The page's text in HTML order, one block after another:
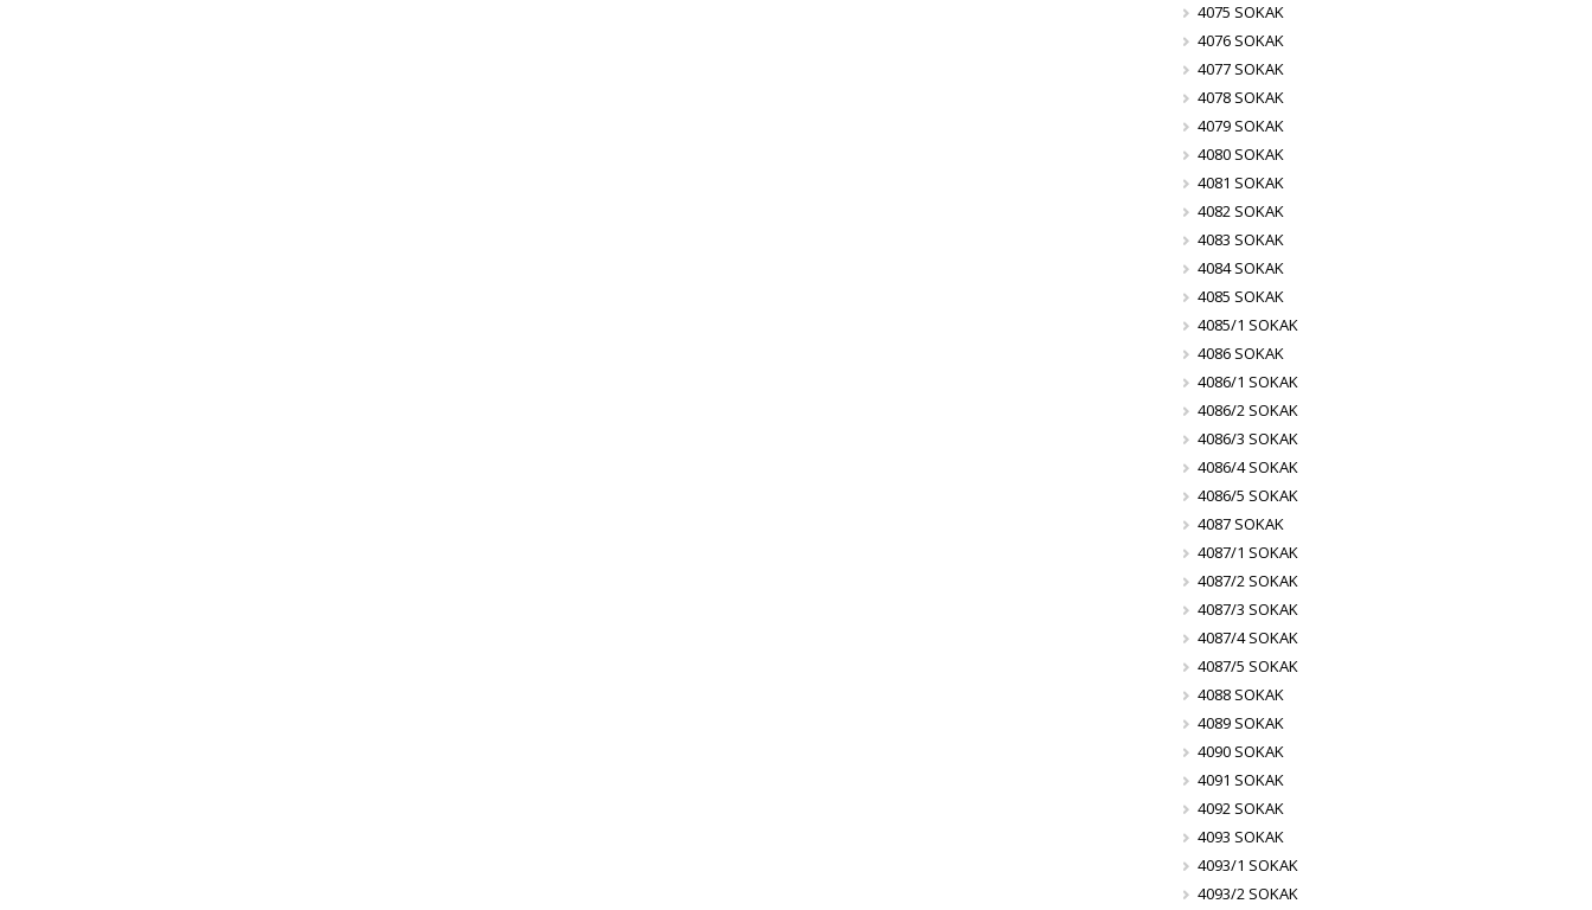
4075 SOKAK
4076 SOKAK
4077 SOKAK
4078 SOKAK
4079 SOKAK
4080 SOKAK
4081 SOKAK
4082 SOKAK
4083 SOKAK
4084 SOKAK
4085 SOKAK
4085/1 SOKAK
4086 SOKAK
4086/1 SOKAK
4086/2 SOKAK
4086/3 SOKAK
4086/4 SOKAK
4086/5 SOKAK
4087 SOKAK
4087/1 SOKAK
4087/2 SOKAK
4087/3 SOKAK
4087/4 SOKAK
4087/5 SOKAK
4088 SOKAK
4089 SOKAK
4090 SOKAK
4091 SOKAK
4092 SOKAK
4093 SOKAK
4093/1 SOKAK
4093/2 SOKAK